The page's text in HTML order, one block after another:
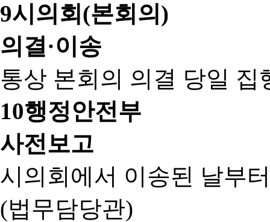
9시의회(본회의)
의결·이송
통상 본회의 의결 당일 집
10행정안전부
사전보고
시의회에서 이송된 날부
(법무담당관)